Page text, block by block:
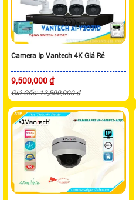
Camera Ip Vantech 4K Giá Rẻ
9,500,000 ₫
Giá Gốc: 12,500,000 ₫